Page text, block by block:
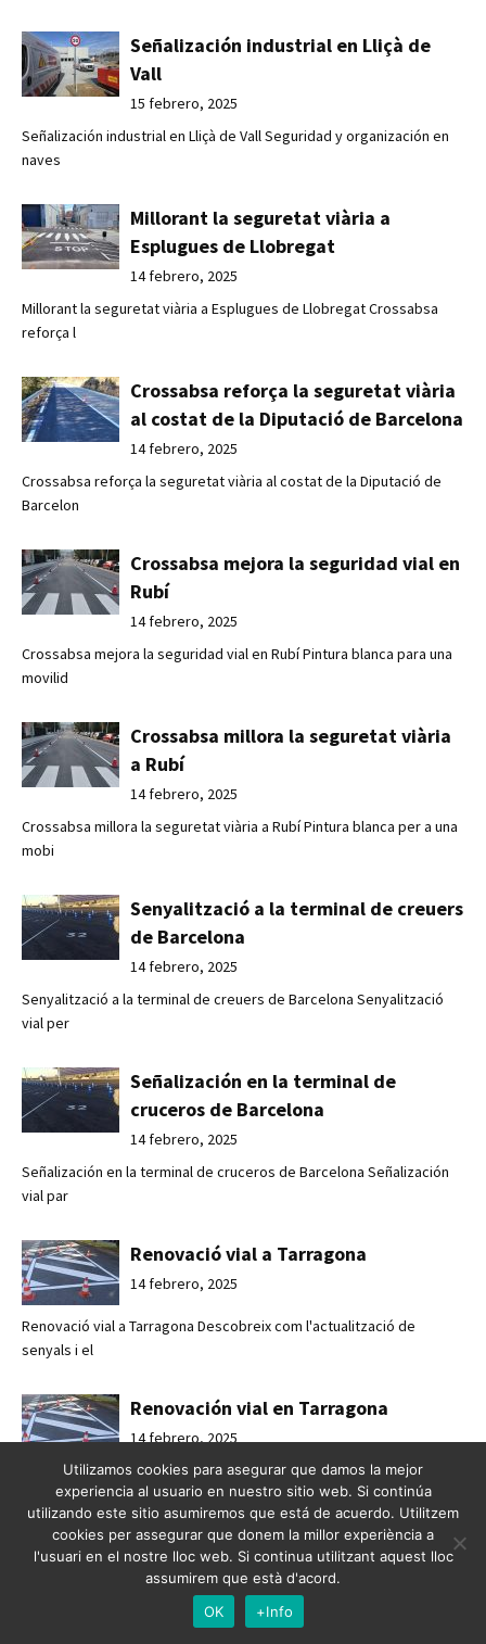
Señalización industrial en Lliçà de
Vall
15 febrero, 2025
Señalización industrial en Lliçà de Vall Seguridad y organización en
naves
Millorant la seguretat viària a
Esplugues de Llobregat
14 febrero, 2025
Millorant la seguretat viària a Esplugues de Llobregat Crossabsa
reforça l
Crossabsa reforça la seguretat viària
al costat de la Diputació de Barcelona
14 febrero, 2025
Crossabsa reforça la seguretat viària al costat de la Diputació de
Barcelon
Crossabsa mejora la seguridad vial en
Rubí
14 febrero, 2025
Crossabsa mejora la seguridad vial en Rubí Pintura blanca para una
movilid
Crossabsa millora la seguretat viària
a Rubí
14 febrero, 2025
Crossabsa millora la seguretat viària a Rubí Pintura blanca per a una
mobi
Senyalització a la terminal de creuers
de Barcelona
14 febrero, 2025
Senyalització a la terminal de creuers de Barcelona Senyalització
vial per
Señalización en la terminal de
cruceros de Barcelona
14 febrero, 2025
Señalización en la terminal de cruceros de Barcelona Señalización
vial par
Renovació vial a Tarragona
14 febrero, 2025
Renovació vial a Tarragona Descobreix com l'actualització de
senyals i el
Renovación vial en Tarragona
14 febrero, 2025
Renovación vial en Tarragona Descubre cómo la actualización de
señales y e
Passos de vianants a Olot
14 febrero, 2025
Utilizamos cookies para asegurar que damos la mejor
experiencia al usuario en nuestro sitio web. Si continúa
utilizando este sitio asumiremos que está de acuerdo. Utilitzem
cookies per assegurar que donem la millor experiència a
l'usuari en el nostre lloc web. Si continua utilitzant aquest lloc
assumirem que està d'acord.
OK
+Info